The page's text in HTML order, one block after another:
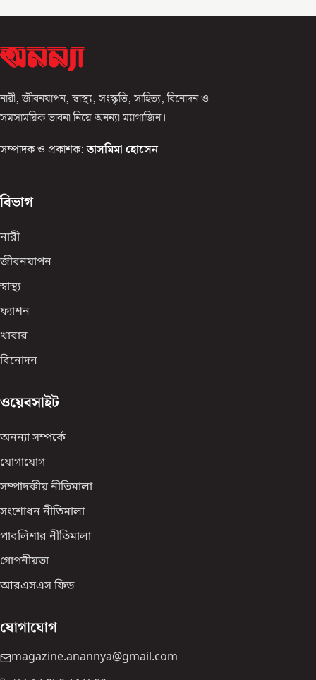
নারী, জীবনযাপন, স্বাস্থ্য, সংস্কৃতি, সাহিত্য, বিনোদন ও
সমসাময়িক ভাবনা নিয়ে অনন্যা ম্যাগাজিন।
সম্পাদক ও প্রকাশক: তাসমিমা হোসেন
বিভাগ
নারী
জীবনযাপন
স্বাস্থ্য
ফ্যাশন
খাবার
বিনোদন
ওয়েবসাইট
অনন্যা সম্পর্কে
যোগাযোগ
সম্পাদকীয় নীতিমালা
সংশোধন নীতিমালা
পাবলিশার নীতিমালা
গোপনীয়তা
আরএসএস ফিড
যোগাযোগ
magazine.anannya@gmail.com